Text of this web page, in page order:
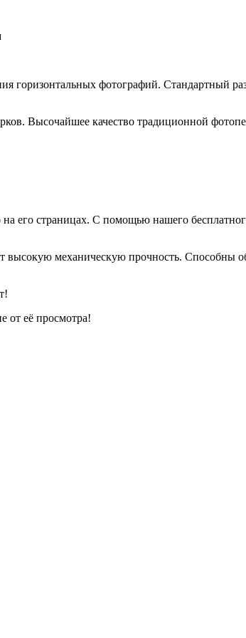
горизонтальных фотографий. Стандартный
Высочайшее качество традиционной
его страницах. С помощью нашего
механическую прочность. Способны
от её просмотра!